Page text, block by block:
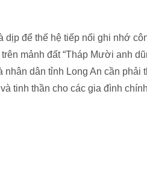
dịp để thế hệ tiếp nối ghi nhớ
mảnh đất “Tháp Mười anh
dân tỉnh Long An cần phải
tinh thần cho các gia đình chính